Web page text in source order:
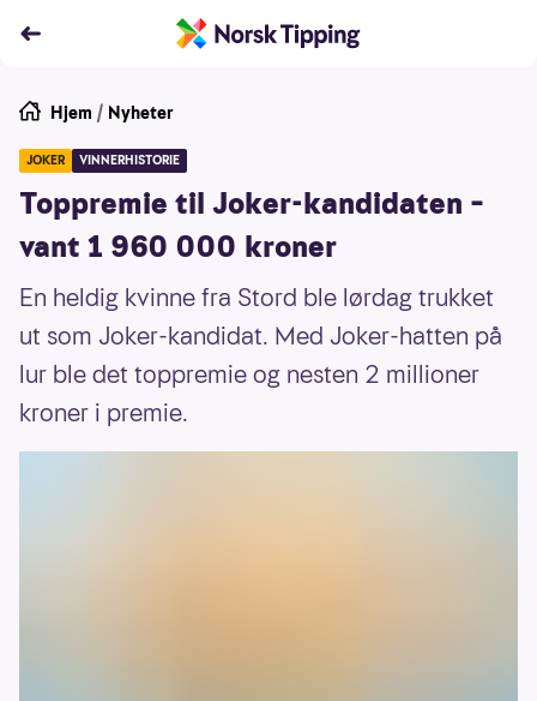
Hjem / Nyheter
JOKER VINNERHISTORIE
Toppremie til Joker-kandidaten –
vant 1 960 000 kroner
En heldig kvinne fra Stord ble lørdag trukket
ut som Joker-kandidat. Med Joker-hatten på
lur ble det toppremie og nesten 2 millioner
kroner i premie.